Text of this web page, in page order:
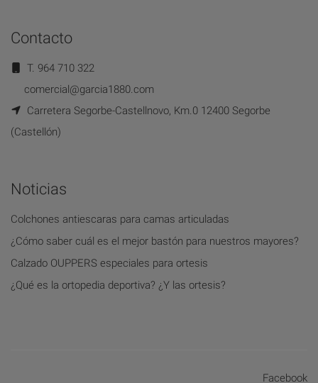
Contacto
T. 964 710 322
comercial@garcia1880.com
Carretera Segorbe-Castellnovo, Km.0 12400 Segorbe
(Castellón)
Noticias
Colchones antiescaras para camas articuladas
¿Cómo saber cuál es el mejor bastón para nuestros mayores?
Calzado OUPPERS especiales para ortesis
¿Qué es la ortopedia deportiva? ¿Y las ortesis?
Facebook